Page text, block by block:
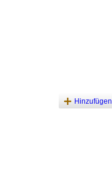
Hinzufügen